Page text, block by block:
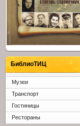
БиблиоТИЦ
Музеи
Транспорт
Гостиницы
Рестораны